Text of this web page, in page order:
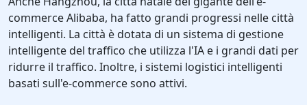
commerce Alibaba, ha fatto grandi progressi nelle città
intelligenti. La città è dotata di un sistema di gestione
intelligente del traffico che utilizza l'IA e i grandi dati per
ridurre il traffico. Inoltre, i sistemi logistici intelligenti
basati sull'e-commerce sono attivi.